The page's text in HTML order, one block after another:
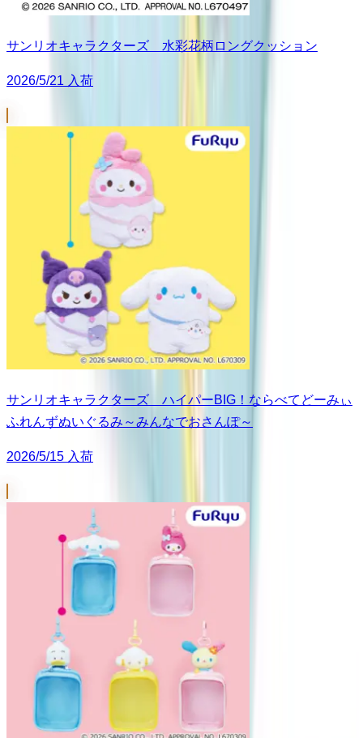
サンリオキャラクターズ 水彩花柄ロングクッション
2026/5/21 入荷
サンリオキャラクターズ ハイパーBIG！ならべてどーみぃ
ふれんずぬいぐるみ～みんなでおさんぽ～
2026/5/15 入荷